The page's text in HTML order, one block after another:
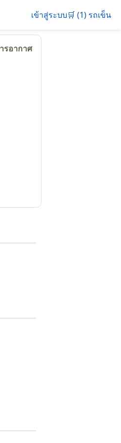
เข้าสู่ระบบ🛒 (1) รถเข็น
รอากาศ